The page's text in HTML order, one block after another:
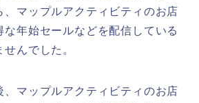
、マップルアクティビティのお店
な年始セールなどを配信している
んでした。
、マップルアクティビティのお店